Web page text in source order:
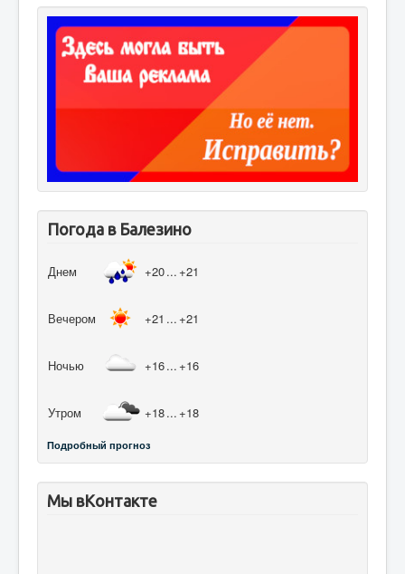
Погода в Балезино
Днем +20... +21
Вечером +21 ... +21
Ночью +16... +16
Утром +18... +18
Подробный прогноз
Мы вКонтакте